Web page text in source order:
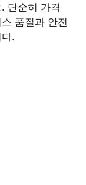
단순히 가격
품질과 안전
.